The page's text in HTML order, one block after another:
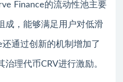
Finance的流动性池主要
成，能够满足用户对低滑
通过创新的机制增加了
理代币CRV进行激励。